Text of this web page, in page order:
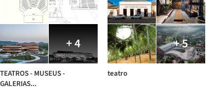
+ 4
TEATROS - MUSEUS -
GALERIAS...
+ 5
teatro